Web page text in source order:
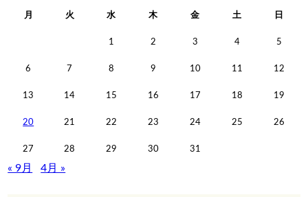
月 火 水 木 金 土 日
1 2 3 4 5
6 7 8 9 10 11 12
13 14 15 16 17 18 19
20 21 22 23 24 25 26
27 28 29 30 31
« 9月 4月 »